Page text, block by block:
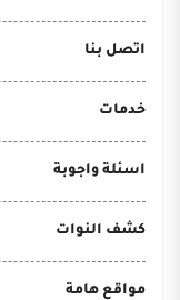
اتصل بنا
خدمات
اسئلة واجوبة
كشف النوات
مواقع هامة